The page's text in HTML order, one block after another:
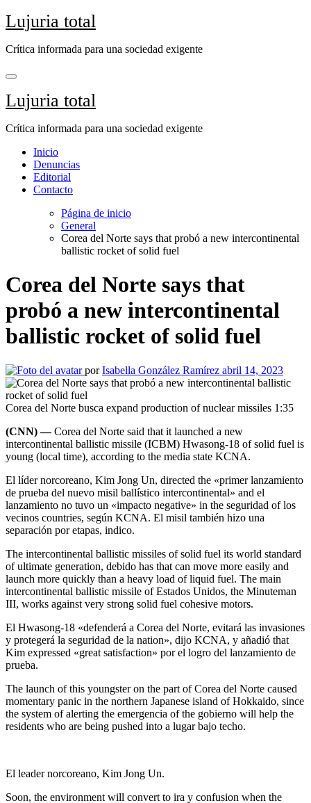
Saltar
al
Lujuria total
Crítica informada para una sociedad exigente
Lujuria total
Crítica informada para una sociedad exigente
Inicio
Denuncias
Editorial
Contacto
Página de inicio
General
Corea del Norte says that probó a new intercontinental
ballistic rocket of solid fuel
Corea del Norte says that
probó a new intercontinental
ballistic rocket of solid fuel
porIsabella González Ramírez abril 14, 2023
Corea del Norte busca expand production of nuclear missiles 1:35
(CNN) —Corea del Norte said that it launched a new
intercontinental ballistic missile (ICBM) Hwasong-18 of solid fuel is
young (local time), according to the media state KCNA.
El líder norcoreano, Kim Jong Un, directed the «primer lanzamiento
de prueba del nuevo misil ballístico intercontinental» and el
lanzamiento no tuvo un «impacto negative» in the seguridad of los
vecinos countries, según KCNA. El misil también hizo una
separación por etapas, indico.
The intercontinental ballistic missiles of solid fuel its world standard
of ultimate generation, debido has that can move more easily and
launch more quickly than a heavy load of liquid fuel. The main
intercontinental ballistic missile of Estados Unidos, the Minuteman
III, works against very strong solid fuel cohesive motors.
El Hwasong-18 «defenderá a Corea del Norte, evitará las invasiones
y protegerá la seguridad de la nation», dijo KCNA, y añadió that
Kim expressed «great satisfaction» por el logro del lanzamiento de
prueba.
The launch of this youngster on the part of Corea del Norte caused
momentary panic in the northern Japanese island of Hokkaido, since
the system of alerting the emergencia of the gobierno will help the
residents who are being pushed into a lugar bajo techo.
El leader norcoreano, Kim Jong Un.
Soon, the environment will convert to ira y confusion when the